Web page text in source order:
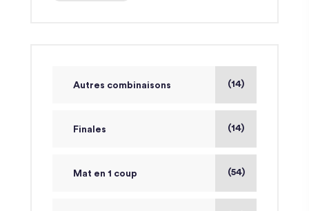
Autres combinaisons (14)
Finales (14)
Mat en 1 coup (54)